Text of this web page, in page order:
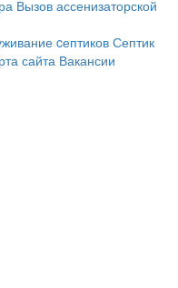
Вызов ассенизаторской
cептиков Септик
сайта Вакансии